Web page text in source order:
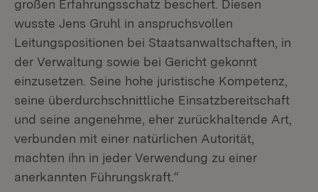
großen Erfahrungsschatz beschert. Diesen
wusste Jens Gruhl in anspruchsvollen
Leitungspositionen bei Staatsanwaltschaften, in
der Verwaltung sowie bei Gericht gekonnt
einzusetzen. Seine hohe juristische Kompetenz,
seine überdurchschnittliche Einsatzbereitschaft
und seine angenehme, eher zurückhaltende Art,
verbunden mit einer natürlichen Autorität,
machten ihn in jeder Verwendung zu einer
anerkannten Führungskraft.“